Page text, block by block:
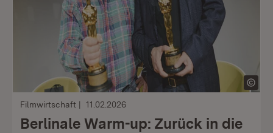
Filmwirtschaft 11.02.2026
Berlinale Warm-up: Zurück in die